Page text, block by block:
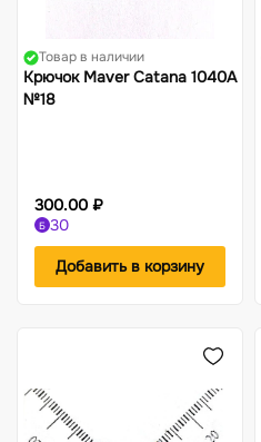
Товар в наличии
Крючок Maver Catana 1040A
№18
300.00 ₽
Б 30
Добавить в корзину